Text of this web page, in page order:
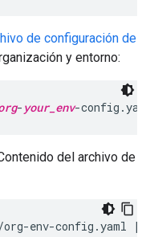
de configuración de
y entorno:
- your_env-
del archivo de
org-env-